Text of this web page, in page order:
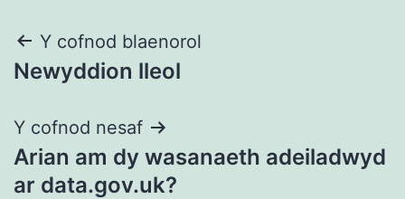
Llywio
cofnod
Y cofnod blaenorol
Newyddion lleol
Y cofnod nesaf
Arian am dy wasanaeth adeiladwyd
ar data.gov.uk?